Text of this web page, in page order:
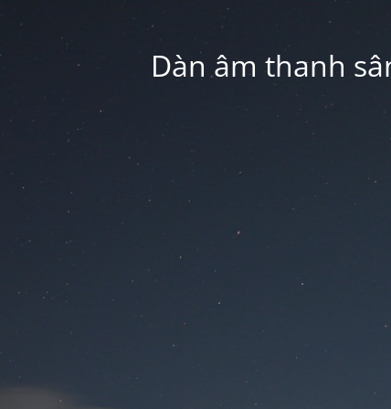
Dàn âm thanh